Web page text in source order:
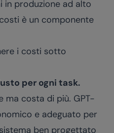
in produzione ad alto
è un componente
i costi sotto
per ogni task.
ma costa di più. GPT-
e adeguato per
ben progettato